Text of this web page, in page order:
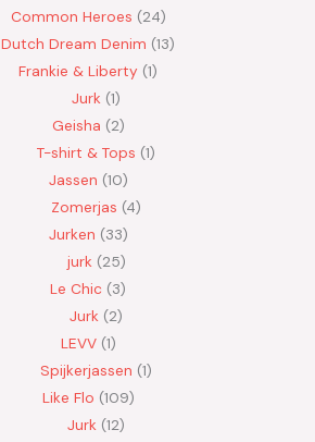
Common Heroes 24
Dutch Dream Denim 13
Frankie & Liberty 1
Jurk 1
Geisha 2
T-shirt & Tops 1
Jassen 10
Zomerjas 4
Jurken 33
jurk 25
Le Chic 3
Jurk 2
LEVV 1
Spijkerjassen 1
Like Flo 109
Jurk 12